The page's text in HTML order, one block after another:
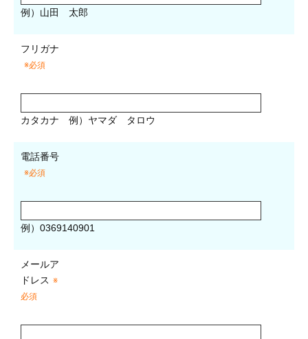
例）山田 太郎
フリガナ
※必須
カタカナ 例）ヤマダ タロウ
電話番号
※必須
例）0369140901
メールア
ドレス ※
必須